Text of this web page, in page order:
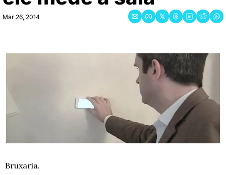
Mar 26, 2014
Bruxaria.